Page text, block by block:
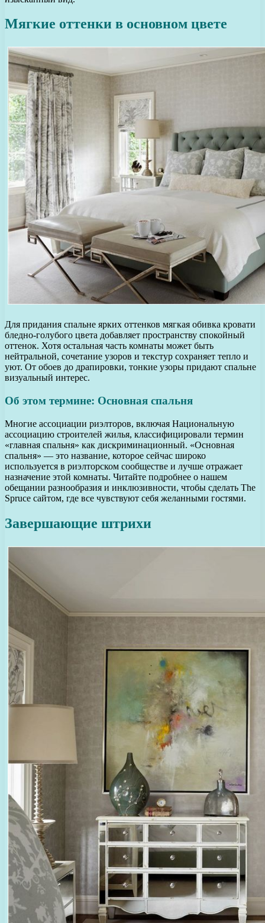
Мягкие оттенки в основном цвете
Для придания спальне ярких оттенков мягкая обивка кровати
бледно-голубого цвета добавляет пространству спокойный
оттенок. Хотя остальная часть комнаты может быть
нейтральной, сочетание узоров и текстур сохраняет тепло и
уют. От обоев до драпировки, тонкие узоры придают спальне
визуальный интерес.
Об этом термине: Основная спальня
Многие ассоциации риэлторов, включая Национальную
ассоциацию строителей жилья, классифицировали термин
«главная спальня» как дискриминационный. «Основная
спальня» — это название, которое сейчас широко
используется в риэлторском сообществе и лучше отражает
назначение этой комнаты. Читайте подробнее о нашем
обещании разнообразия и инклюзивности, чтобы сделать The
Spruce сайтом, где все чувствуют себя желанными гостями.
Завершающие штрихи